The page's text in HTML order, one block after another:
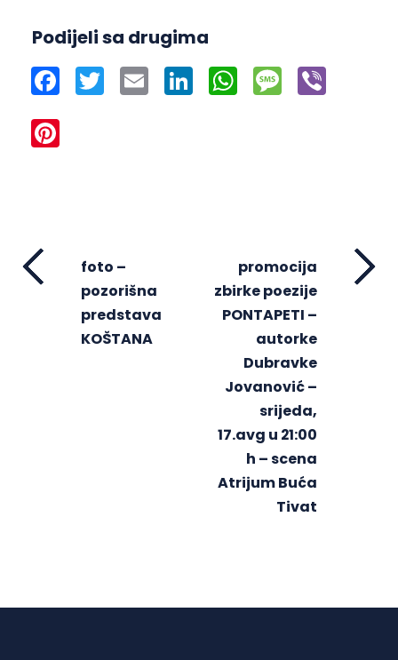
Podijeli sa drugima
Facebook
Twitter Email LinkedInWhatsApp
Message
foto –
pozorišna
predstava
KOŠTANA
promocija
zbirke poezije
PONTAPETI –
autorke
Dubravke
Jovanović –
srijeda,
17.avg u 21:00
h – scena
Atrijum Buća
Tivat